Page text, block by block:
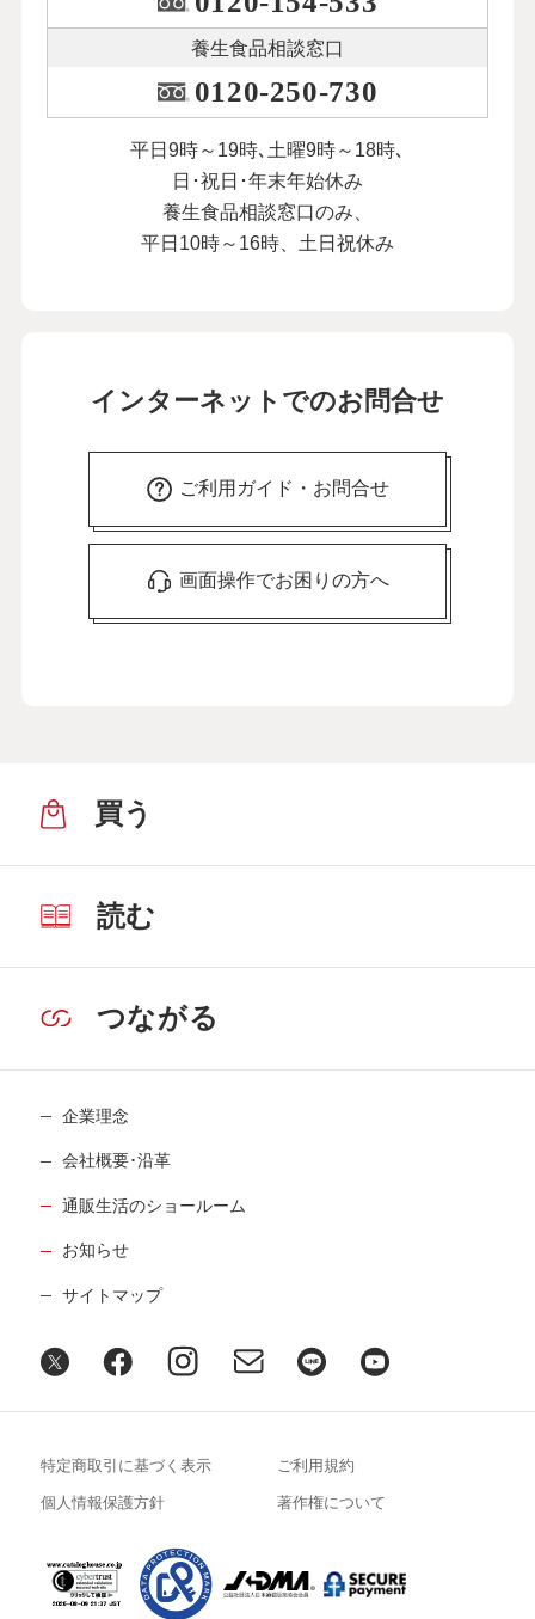
養生食品相談窓口
0120-250-730
平日9時～19時､土曜9時～18時､
日･祝日･年末年始休み
養生食品相談窓口のみ、
平日10時～16時、土日祝休み
インターネットでのお問合せ
ご利用ガイド・お問合せ
画面操作でお困りの方へ
買う
読む
つながる
企業理念
会社概要･沿革
通販生活のショールーム
お知らせ
サイトマップ
特定商取引に基づく表示 ご利用規約
個人情報保護方針 著作権について